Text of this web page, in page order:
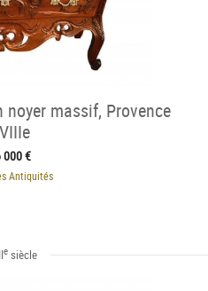
noyer massif, Provence
000 €
Antiquités
esiècle